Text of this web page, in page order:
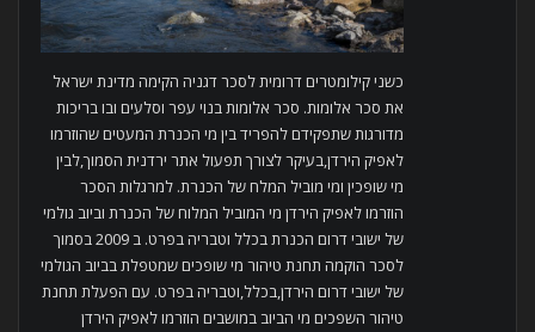
כשני קילומטרים דרומית לסכר דגניה הקימה מדינת ישראל
את סכר אלומות. סכר אלומות בנוי עפר וסלעים ובו בריכות
מדורגות שתפקידם להפריד בין מי הכנרת המעטים שהוזרמו
לאפיק הירדן,בעיקר לצורך תפעול אתר ירדנית הסמוך,לבין
מי שופכין ומי מוביל המלח של הכנרת. למרגלות הסכר
הוזרמו לאפיק הירדן מי המוביל המלוח של הכנרת וביוב גולמי
של ישובי דרום הכנרת בכלל וטבריה בפרט. ב 2009 בסמוך
לסכר הוקמה תחנת טיהור מי שופכים שמטפלת בביוב הגולמי
של ישובי דרום הירדן,בכלל,וטבריה בפרט. עם הפעלת תחנת
טיהור השפכים מי הביוב במושבים הוזרמו לאפיק הירדן